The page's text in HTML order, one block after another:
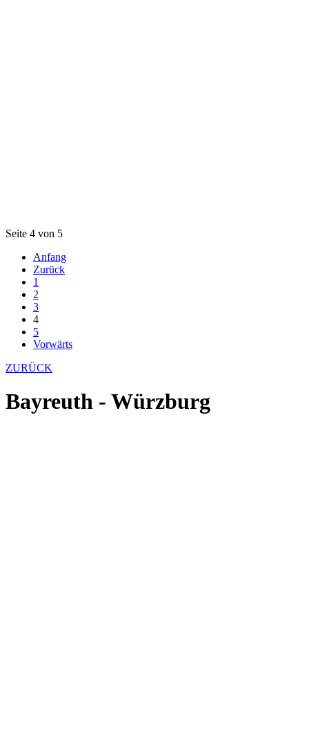
Seite 4 von 5
Anfang
Zurück
1
2
3
4
5
Vorwärts
ZURÜCK
Bayreuth - Würzburg